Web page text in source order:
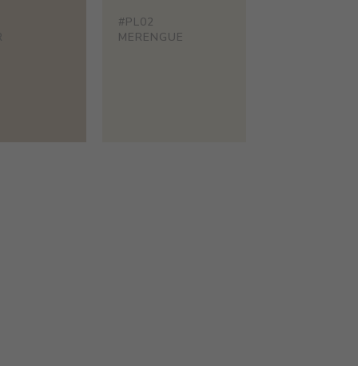
#PL02
MERENGUE